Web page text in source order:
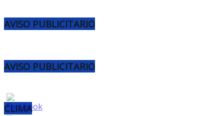
AVISO PUBLICITARIO
AVISO PUBLICITARIO
CLIMA